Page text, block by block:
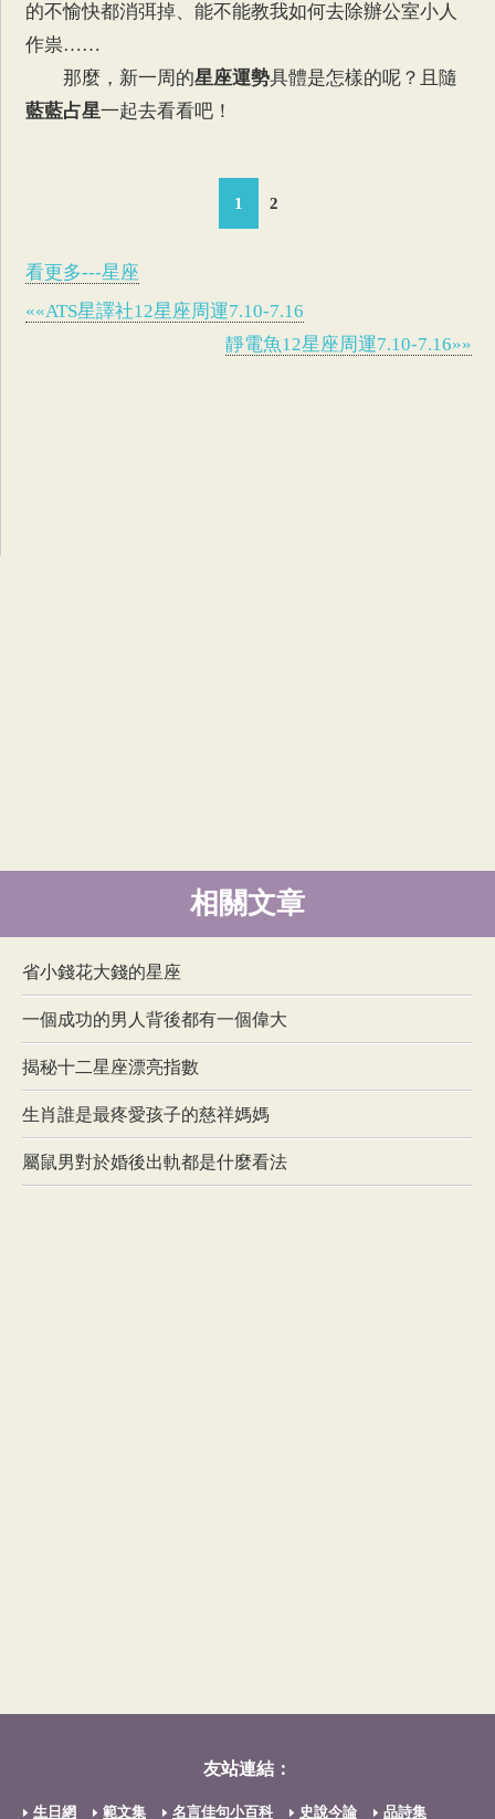
的不愉快都消弭掉、能不能教我如何去除辦公室小人
作祟……
那麼，新一周的星座運勢具體是怎樣的呢？且隨
藍藍占星一起去看看吧！
1 2
看更多---星座
««ATS星譯社12星座周運7.10-7.16
靜電魚12星座周運7.10-7.16»»
相關文章
省小錢花大錢的星座
一個成功的男人背後都有一個偉大
揭秘十二星座漂亮指數
生肖誰是最疼愛孩子的慈祥媽媽
屬鼠男對於婚後出軌都是什麼看法
友站連結：
生日網 範文集 名言佳句小百科 史說今論 品詩集